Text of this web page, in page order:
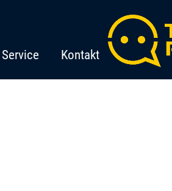
Service Kontakt